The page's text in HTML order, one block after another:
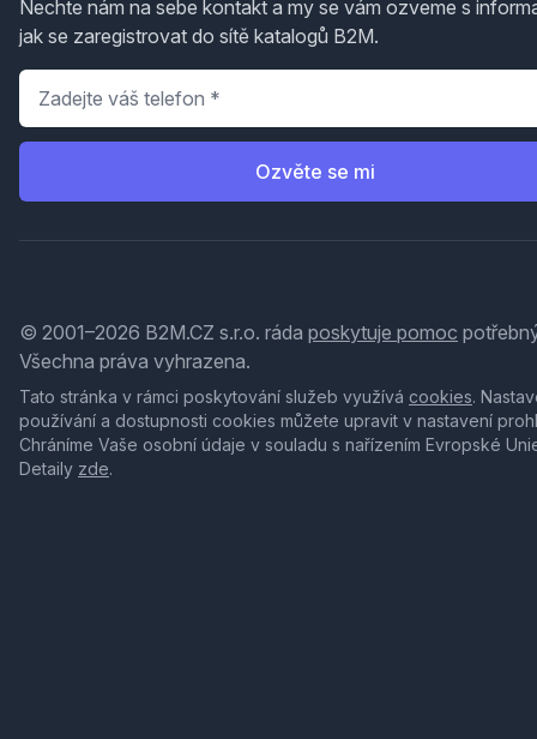
Nechte nám na sebe kontakt a my se vám ozveme s
jak se zaregistrovat do sítě katalogů B2M.
Telefon
Ozvěte se mi
© 2001–2026 B2M.CZ s.r.o. ráda poskytuje pomoc
Všechna práva vyhrazena.
Tato stránka v rámci poskytování služeb využívá cookies.
používání a dostupnosti cookies můžete upravit v nastavení
Chráníme Vaše osobní údaje v souladu s nařízením Evropské
Detaily zde.